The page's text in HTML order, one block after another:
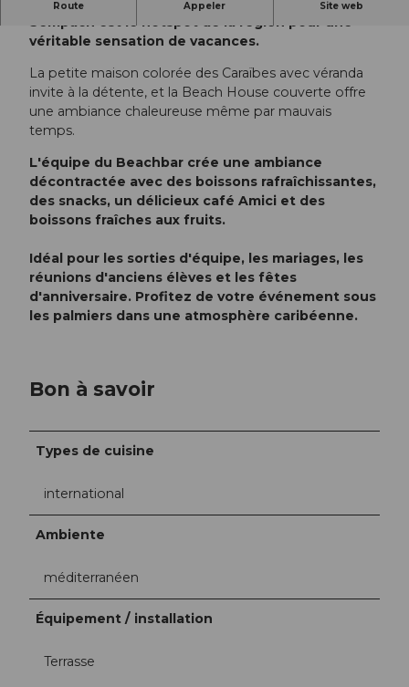
Route Appeler Site web
Sempach est le hotspot de la région pour une
véritable sensation de vacances.
La petite maison colorée des Caraïbes avec véranda
invite à la détente, et la Beach House couverte offre
une ambiance chaleureuse même par mauvais
temps.
L'équipe du Beachbar crée une ambiance
décontractée avec des boissons rafraîchissantes,
des snacks, un délicieux café Amici et des
boissons fraîches aux fruits.
Idéal pour les sorties d'équipe, les mariages, les
réunions d'anciens élèves et les fêtes
d'anniversaire. Profitez de votre événement sous
les palmiers dans une atmosphère caribéenne.
Bon à savoir
Types de cuisine
international
Ambiente
méditerranéen
Équipement / installation
Terrasse